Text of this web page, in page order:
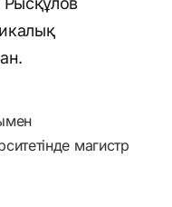
магистр